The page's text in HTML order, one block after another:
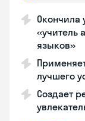
Окончила
«учитель
языков»
лучшего
Создает